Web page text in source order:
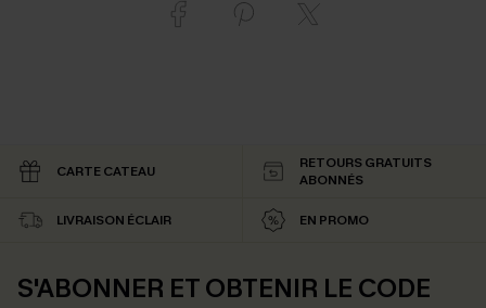
CARTE CATEAU
RETOURS GRATUITS
ABONNÉS
LIVRAISON ÉCLAIR EN PROMO
S'ABONNER ET OBTENIR LE CODE